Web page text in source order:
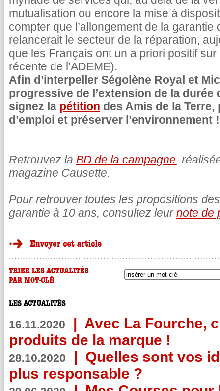
mutualisation ou encore la mise à
compter que l’allongement de la
relancerait le secteur de la réparation,
que les Français ont un a priori positif
récente de l’ADEME).
Afin d’interpeller Ségolène Royal et
progressive de l’extension de la durée
signez la pétition des Amis de la
d’emploi et préserver l’environnement !
Retrouvez la BD de la campagne,
magazine Causette.
Pour retrouver toutes les propositions
garantie à 10 ans, consultez leurnote de
16.11.2020 | Avec La Fourche,
produits de la marque !
28.10.2020 | Quelles sont vos
plus responsable ?